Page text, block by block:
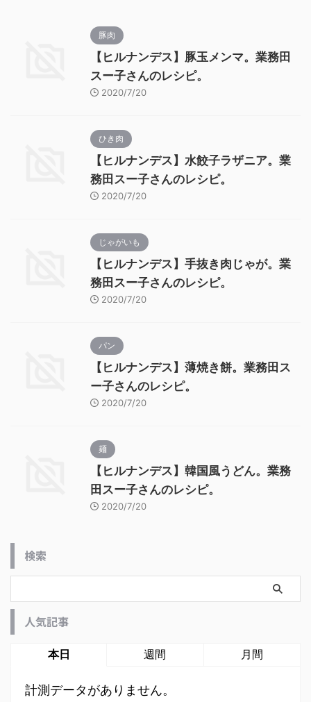
豚肉
【ヒルナンデス】豚玉メンマ。業務田
スー子さんのレシピ。
2020/7/20
ひき肉
【ヒルナンデス】水餃子ラザニア。業
務田スー子さんのレシピ。
2020/7/20
じゃがいも
【ヒルナンデス】手抜き肉じゃが。業
務田スー子さんのレシピ。
2020/7/20
パン
【ヒルナンデス】薄焼き餅。業務田ス
ー子さんのレシピ。
2020/7/20
麺
【ヒルナンデス】韓国風うどん。業務
田スー子さんのレシピ。
2020/7/20
検索
人気記事
本日 週間 月間
計測データがありません。